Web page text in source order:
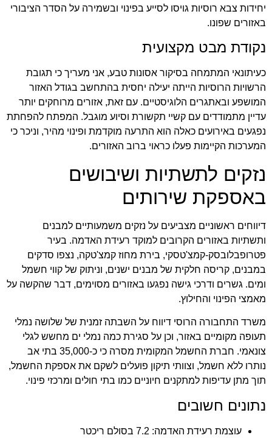
יחידות צבא רוסיות גויסו לסייע בפינוי ובשמירה על הסדר הציבורי
באזורים שפונו.
נקודת מבט מקצועית
כעיתונאי המתמחה בסיקור אסונות טבע, אני מעריך כי תגובת
הרשויות הרוסיות הייתה יעילה יחסית בהתחשב בגודל האזור
המושפע ובאתגרים הלוגיסטיים. עם זאת, אזורים מרוחקים יותר
עדיין מתמודדים עם קשיי תקשורת וסיוע מוגבל. המפתח להפחתת
נפגעים באירועים כאלה הוא התרעה מוקדמת ופינוי מהיר, וניכר כי
המערכות הקיימות פעלו כראוי ברוב האזורים.
נזקים לתשתיות ושיבושים
באספקת שירותים
דיווחים ראשוניים מצביעים על נזקים משמעותיים למבנים
ותשתיות באזורים הקרובים למוקד רעידת האדמה. בעיר
פטרופבלובסק-קמצ'טסקי, בירת מחוז קמצ'טקה, נצפו סדקים
במבנים, קריסה חלקית של מבנים ישנים, וניתוק של קווי חשמל
ומים. גשרים ודרכי גישה נפגעו באזורים מסוימים, דבר שהקשה על
מאמצי הפינוי והחילוץ.
משרד התחבורה הרוסי דיווח על השבתה זמנית של שלושה נמלי
תעופה מקומיים באזור, וכן על סגירת כמה נמלי ים מחשש לגלי
צונאמי. חברת החשמל המקומית מסרה כי כ-35,000 בתי אב
נותרו ללא חשמל, וצוותי תיקון פועלים לשקם את אספקת החשמל,
תוך מתן עדיפות למתקנים חיוניים כמו בתי חולים ומרכזי פינוי.
נתונים חשובים
עוצמת רעידת האדמה: 7.2 בסולם ריכטר